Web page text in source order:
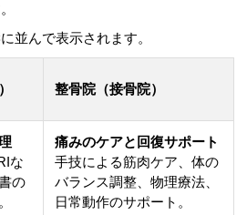
並んで表示されます。
整骨院（接骨院）
な
の
痛みのケアと回復サポート
手技による筋肉ケア、体の
バランス調整、物理療法、
日常動作のサポート。